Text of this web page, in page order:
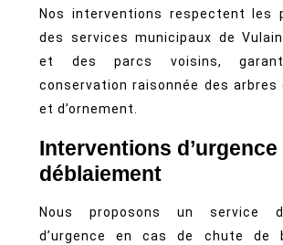
Nos interventions respectent les
des services municipaux de
et des parcs voisins,
conservation raisonnée des arbres
et d’ornement.
Interventions d’urgence
déblaiement
Nous proposons un service
d’urgence en cas de chute de